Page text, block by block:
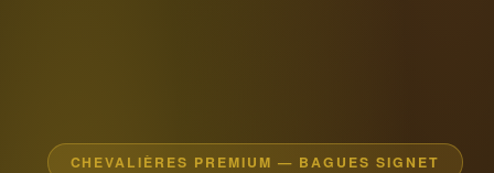
CHEVALIÈRES PREMIUM — BAGUES SIGNET